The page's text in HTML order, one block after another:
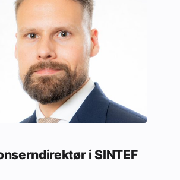
i SINTEF